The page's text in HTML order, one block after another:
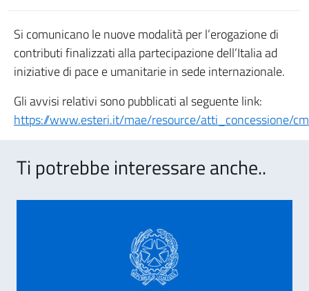
Si comunicano le nuove modalità per l’erogazione di
contributi finalizzati alla partecipazione dell’Italia ad
iniziative di pace e umanitarie in sede internazionale.
Gli avvisi relativi sono pubblicati al seguente link:
https://www.esteri.it/mae/resource/atti_concessione/
Ti potrebbe interessare anche..